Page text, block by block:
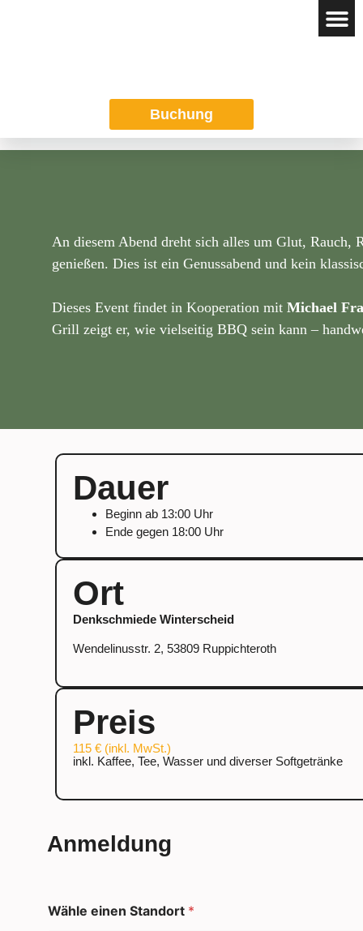
Buchung
An diesem Abend dreht sich alles um Glut, Rauch,
genießen. Dies ist ein Genussabend und kein
Dieses Event findet in Kooperation mit Michael
Grill zeigt er, wie vielseitig BBQ sein kann –
Dauer
Beginn ab 13:00 Uhr
Ende gegen 18:00 Uhr
Ort
Denkschmiede Winterscheid
Wendelinusstr. 2, 53809 Ruppichteroth
Preis
115 € (inkl. MwSt.)
inkl. Kaffee, Tee, Wasser und diverser Softgetränke
Anmeldung
Wähle einen Standort *